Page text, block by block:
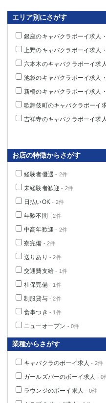
エリア別にさがす
銀座のキャバクラボーイ求人
上野のキャバクラボーイ求人
六本木のキャバクラボーイ求
池袋のキャバクラボーイ求人
新橋のキャバクラボーイ求人
歌舞伎町のキャバクラボーイ
吉祥寺のキャバクラボーイ求
お店の特徴からさがす
経験者優遇 - 2件
未経験者歓迎 - 2件
日払いOK - 2件
年齢不問 - 2件
中高年歓迎 - 2件
寮完備 - 2件
送りあり - 2件
交通費支給 - 1件
社保完備- 1件
制服貸与- 2件
食事つき - 1件
ニューオープン - 0件
業種からさがす
キャバクラのボーイ求人 - 2件
ガールズバーのボーイ求人 - 0
ラウンジのボーイ求人 - 0件
該当求人 0 件